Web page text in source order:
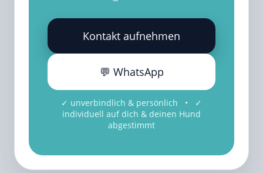
Kontakt aufnehmen
💬 WhatsApp
✓ unverbindlich & persönlich • ✓
individuell auf dich & deinen Hund
abgestimmt